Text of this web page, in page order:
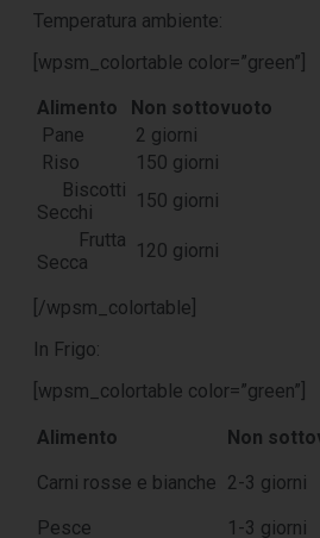
Temperatura ambiente:
[wpsm_colortable color=”green”]
Alimento
Non sottovuoto
Pane
2 giorni
Riso
150 giorni
Biscotti
Secchi
150 giorni
Frutta
Secca
120 giorni
[/wpsm_colortable]
In Frigo:
[wpsm_colortable color=”green”]
Alimento Non
Carni rosse e bianche 2-3 giorni
Pesce
1-3 giorni